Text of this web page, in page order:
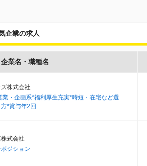
企業の求人
企業名・職種名
株式会社
業・企画系*福利厚生充実*時短・在宅など選
*賞与年2回
式会社
ジション